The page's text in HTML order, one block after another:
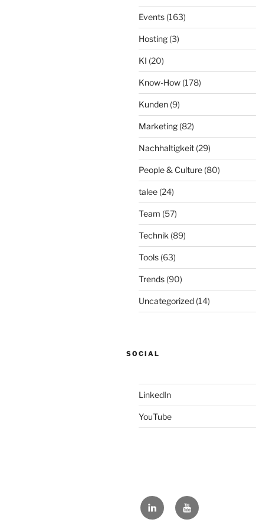
Events (163)
Hosting (3)
KI (20)
Know-How (178)
Kunden (9)
Marketing (82)
Nachhaltigkeit (29)
People & Culture (80)
talee (24)
Team (57)
Technik (89)
Tools (63)
Trends (90)
Uncategorized (14)
SOCIAL
LinkedIn
YouTube
LinkedInYouTube